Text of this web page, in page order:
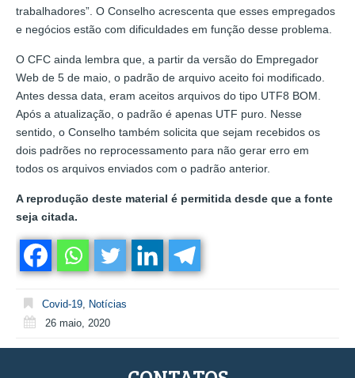
trabalhadores”. O Conselho acrescenta que esses empregados
e negócios estão com dificuldades em função desse problema.
O CFC ainda lembra que, a partir da versão do Empregador
Web de 5 de maio, o padrão de arquivo aceito foi modificado.
Antes dessa data, eram aceitos arquivos do tipo UTF8 BOM.
Após a atualização, o padrão é apenas UTF puro. Nesse
sentido, o Conselho também solicita que sejam recebidos os
dois padrões no reprocessamento para não gerar erro em
todos os arquivos enviados com o padrão anterior.
A reprodução deste material é permitida desde que a fonte
seja citada.
Covid-19 Notícias
26 maio, 2020